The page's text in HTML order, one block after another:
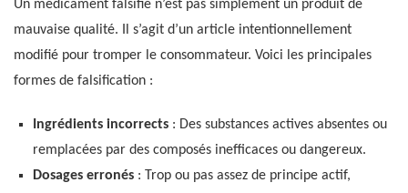
Un médicament falsifié n’est pas simplement un produit de
mauvaise qualité. Il s’agit d’un article intentionnellement
modifié pour tromper le consommateur. Voici les principales
formes de falsification :
Ingrédients incorrects: Des substances actives absentes ou
remplacées par des composés inefficaces ou dangereux.
Dosages erronés: Trop ou pas assez de principe actif,